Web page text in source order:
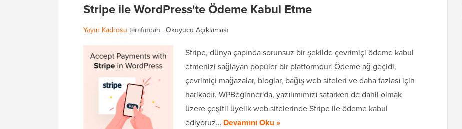
Stripe ile WordPress'te Ödeme Kabul Etme
Yayın Kadrosu tarafından | Okuyucu Açıklaması
Stripe, dünya çapında sorunsuz bir şekilde çevrimiçi ödeme kabul
etmenizi sağlayan popüler bir platformdur. Ödeme ağ geçidi,
çevrimiçi mağazalar, bloglar, bağış web siteleri ve daha fazlası için
harikadır. WPBeginner'da, yazılımımızı satarken de dahil olmak
üzere çeşitli üyelik web sitelerinde Stripe ile ödeme kabul
ediyoruz… Devamını Oku »